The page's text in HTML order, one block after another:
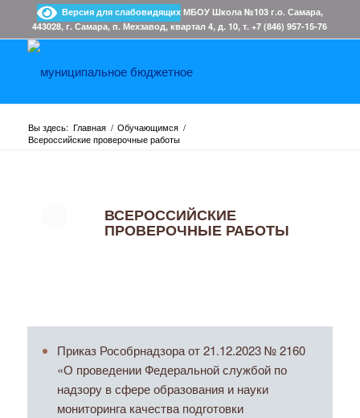
Версия для слабовидящихМБОУ Школа №103 г.о. Самара,
443028, г. Самара, п. Мехзавод, квартал 4, д. 10, т. +7 (846) 957-15-76
Вы здесь: Главная / Обучающимся /
Всероссийские проверочные работы
ВСЕРОССИЙСКИЕ
ПРОВЕРОЧНЫЕ РАБОТЫ
Приказ Рособрнадзора от 21.12.2023 № 2160
«О проведении Федеральной службой по
надзору в сфере образования и науки
мониторинга качества подготовки